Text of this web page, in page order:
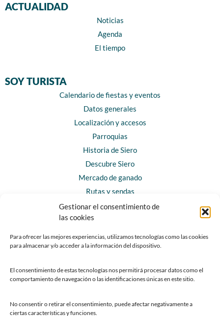
Gestionar el consentimiento de
las cookies
Para ofrecer las mejores experiencias, utilizamos tecnologías como las cookies
para almacenar y/o acceder a la información del dispositivo.
El consentimiento de estas tecnologías nos permitirá procesar datos como el
comportamiento de navegación o las identificaciones únicas en este sitio.
No consentir o retirar el consentimiento, puede afectar negativamente a
ciertas características y funciones.
ACTUALIDAD
Noticias
Agenda
El tiempo
SOY TURISTA
Calendario de fiestas y eventos
Datos generales
Localización y accesos
Parroquias
Historia de Siero
Descubre Siero
Mercado de ganado
Rutas y sendas
Horarios y contacto
Teléfonos de interés
Chatbot Siero
SEDES ELECTRÓNICAS
Sede del Ayuntamiento de Siero